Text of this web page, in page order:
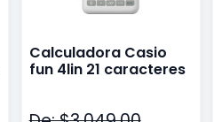
Calculadora Casio
fun 4lin 21 caracteres